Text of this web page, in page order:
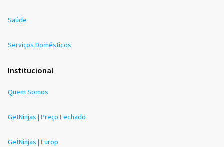
Saúde
Serviços Domésticos
Institucional
Quem Somos
GetNinjas | Preço Fechado
GetNinjas | Europ